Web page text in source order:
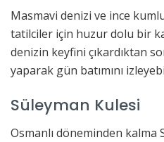
Masmavi denizi ve ince
tatilciler için huzur dolu bir
denizin keyfini çıkardıktan
yaparak gün batımını
Süleyman Kulesi
Osmanlı döneminden kalma